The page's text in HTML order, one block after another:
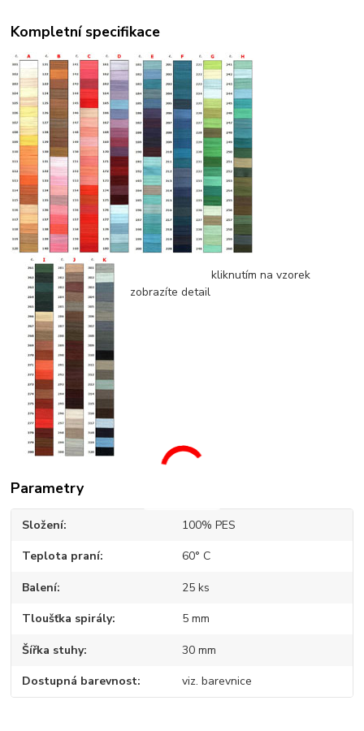
Kompletní specifikace
kliknutím na vzorek
zobrazíte detail
Parametry
Složení 100% PES
Teplota praní 60° C
Balení 25 ks
Tloušťka spirály 5 mm
Šířka stuhy 30 mm
Dostupná barevnost viz. barevnice